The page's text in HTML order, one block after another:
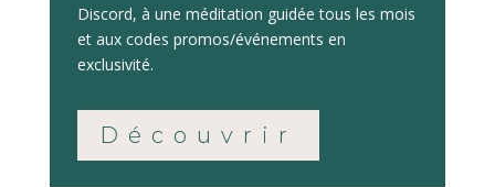
Discord, à une méditation guidée tous les mois
et aux codes promos/événements en
exclusivité.
Découvrir